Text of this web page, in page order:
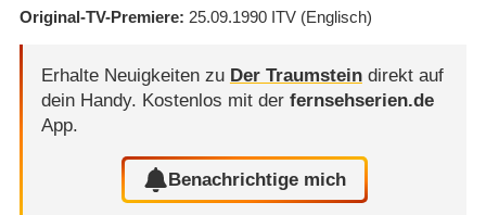
Original-TV-Premiere 25.09.1990 ITV (Englisch)
Erhalte Neuigkeiten zu Der Traumsteindirekt auf
dein Handy. Kostenlos mit der fernsehserien.de
App.
Benachrichtige mich